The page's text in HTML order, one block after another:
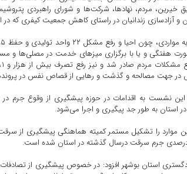
خیرین، مردم، نهادها، شرکت‌ها و شورای راهبردی
آزادسازی زندانیان در راستای کاهش جمعیت کیفری که در این سال با
مصالحه و گذشت و رهایی از قصاص نفس در پرونده‌های قتل عمد ۱۹ مورد در
این نشست به اقدامات در حوزه پیشگیری از وقوع جرم
در استان به طور جد پیگیری و اجرا می‌شود.
موارد را تشکیل مستمر کمیته هماهنگی پیشگیری از سرقت
استان بوشهر افزود: در خصوص پیشگیری از